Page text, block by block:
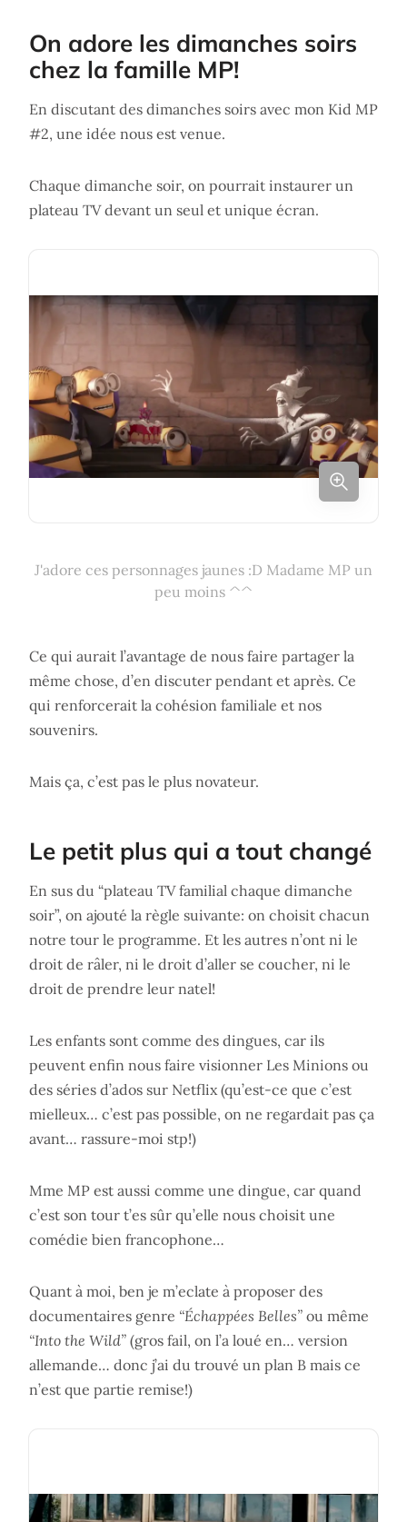
On adore les dimanches soirs
chez la famille MP!
En discutant des dimanches soirs avec mon Kid MP
#2, une idée nous est venue.
Chaque dimanche soir, on pourrait instaurer un
plateau TV devant un seul et unique écran.
J'adore ces personnages jaunes :D Madame MP un
peu moins ^^
Ce qui aurait l’avantage de nous faire partager la
même chose, d’en discuter pendant et après. Ce
qui renforcerait la cohésion familiale et nos
souvenirs.
Mais ça, c’est pas le plus novateur.
Le petit plus qui a tout changé
En sus du “plateau TV familial chaque dimanche
soir”, on ajouté la règle suivante: on choisit chacun
notre tour le programme. Et les autres n’ont ni le
droit de râler, ni le droit d’aller se coucher, ni le
droit de prendre leur natel!
Les enfants sont comme des dingues, car ils
peuvent enfin nous faire visionner Les Minions ou
des séries d’ados sur Netflix (qu’est-ce que c’est
mielleux… c’est pas possible, on ne regardait pas ça
avant… rassure-moi stp!)
Mme MP est aussi comme une dingue, car quand
c’est son tour t’es sûr qu’elle nous choisit une
comédie bien francophone…
Quant à moi, ben je m’eclate à proposer des
documentaires genre “Échappées Belles” ou même
“Into the Wild” (gros fail, on l’a loué en… version
allemande… donc j’ai du trouvé un plan B mais ce
n’est que partie remise!)